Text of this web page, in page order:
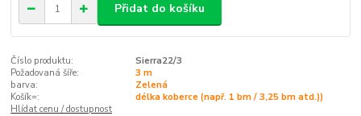
Přidat do košíku
Číslo produktu:
Sierra22/3
Požadovaná šíře:
3 m
barva:
Zelená
Košík=:
délka koberce (např. 1 bm / 3,25 bm atd.))
Hlídat cenu / dostupnost